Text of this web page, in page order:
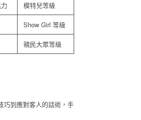
模特兒等級
Show Girl 等級
親民大眾等級
巧到應對客人的話術，手